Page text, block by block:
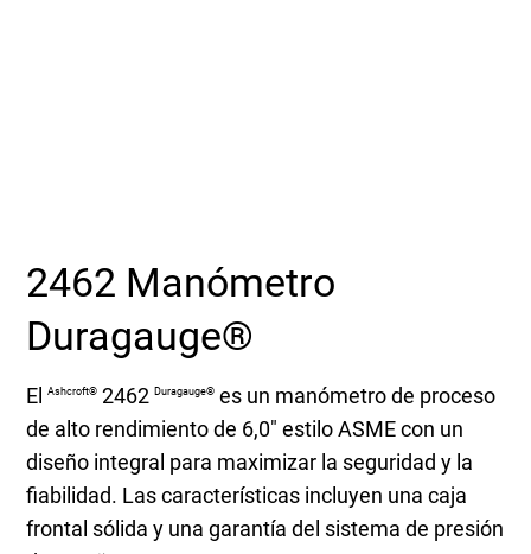
Solicitar cotización
2462 Manómetro
Duragauge®
ElAshcroft® 2462Duragauge® es un manómetro de proceso
de alto rendimiento de 6,0″ estilo ASME con un
diseño integral para maximizar la seguridad y la
fiabilidad. Las características incluyen una caja
frontal sólida y una garantía del sistema de presión